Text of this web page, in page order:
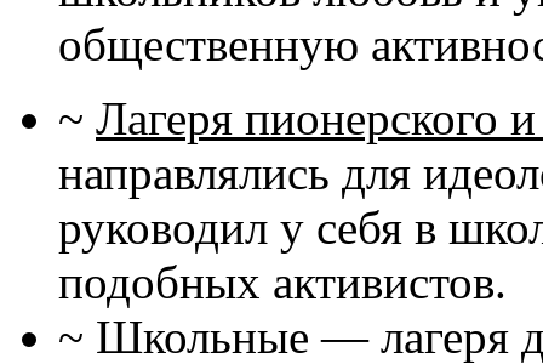
общественную
~ Лагеря пионерского
направлялись для
руководил у себя в
подобных активистов.
~ Школьные — лагеря